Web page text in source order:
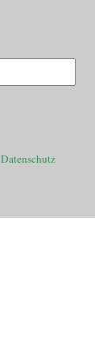
Datenschutz